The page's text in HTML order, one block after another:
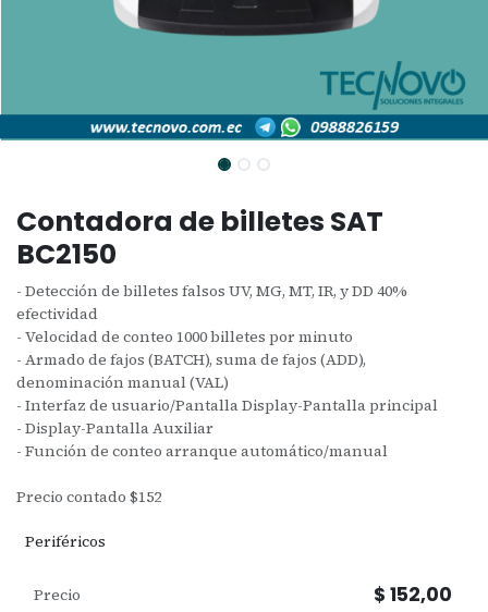
Contadora de billetes SAT
BC2150
- Detección de billetes falsos UV, MG, MT, IR, y DD 40%
efectividad
- Velocidad de conteo 1000 billetes por minuto
- Armado de fajos (BATCH), suma de fajos (ADD),
denominación manual (VAL)
- Interfaz de usuario/Pantalla Display-Pantalla principal
- Display-Pantalla Auxiliar
- Función de conteo arranque automático/manual
Precio contado $152
Periféricos
Precio $ 152,00